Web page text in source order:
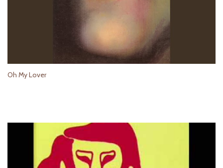
Oh My Lover